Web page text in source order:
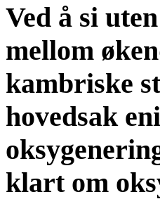
Ved å si
mellom
kambriske
hovedsak
klart om